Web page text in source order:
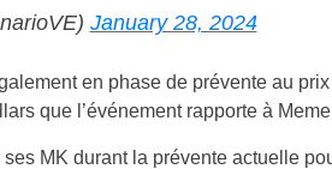
January 28, 2024
en phase de prévente au
que l’événement rapporte à
MK durant la prévente actuelle